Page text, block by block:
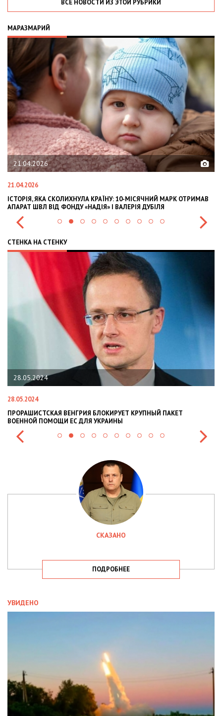
ВСЕ НОВОСТИ ИЗ ЭТОЙ РУБРИКИ
МАРАЗМАРИЙ
21.04.2026
21.04.2026
ІСТОРІЯ, ЯКА СКОЛИХНУЛА КРАЇНУ: 10-МІСЯЧНИЙ МАРК ОТРИМАВ
АПАРАТ ШВЛ ВІД ФОНДУ «НАДІЯ» І ВАЛЕРІЯ ДУБІЛЯ
СТЕНКА НА СТЕНКУ
28.05.2024
28.05.2024
ПРОРАШИСТСКАЯ ВЕНГРИЯ БЛОКИРУЕТ КРУПНЫЙ ПАКЕТ
ВОЕННОЙ ПОМОЩИ ЕС ДЛЯ УКРАИНЫ
СКАЗАНО
ПОДРОБНЕЕ
УВИДЕНО